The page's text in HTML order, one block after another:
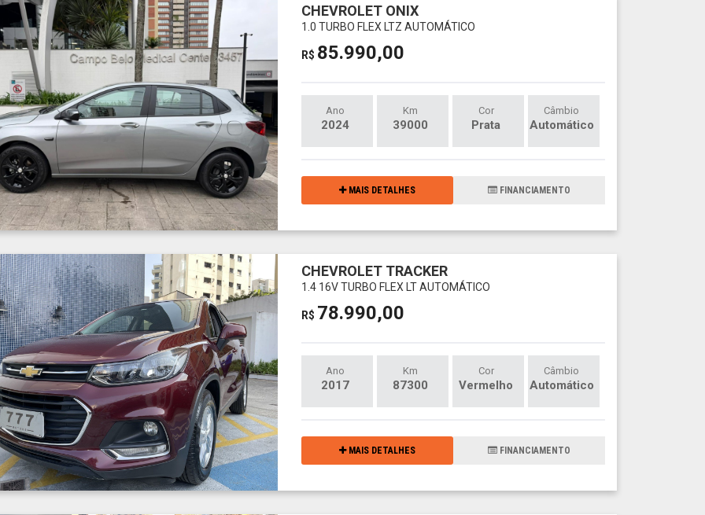
CHEVROLET ONIX
1.0 TURBO FLEX LTZ AUTOMÁTICO
R$ 85.990,00
Ano
2024
Km
39000
Cor
Prata
Câmbio
Automático
MAIS DETALHES FINANCIAMENTO
CHEVROLET TRACKER
1.4 16V TURBO FLEX LT AUTOMÁTICO
R$ 78.990,00
Ano
2017
Km
87300
Cor
Vermelho
Câmbio
Automático
MAIS DETALHES FINANCIAMENTO